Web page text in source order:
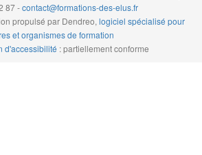
87 -contact@formations-des-elus.fr
propulsé par Dendreo, logiciel spécialisé pour
et organismes de formation
d'accessibilité : partiellement conforme